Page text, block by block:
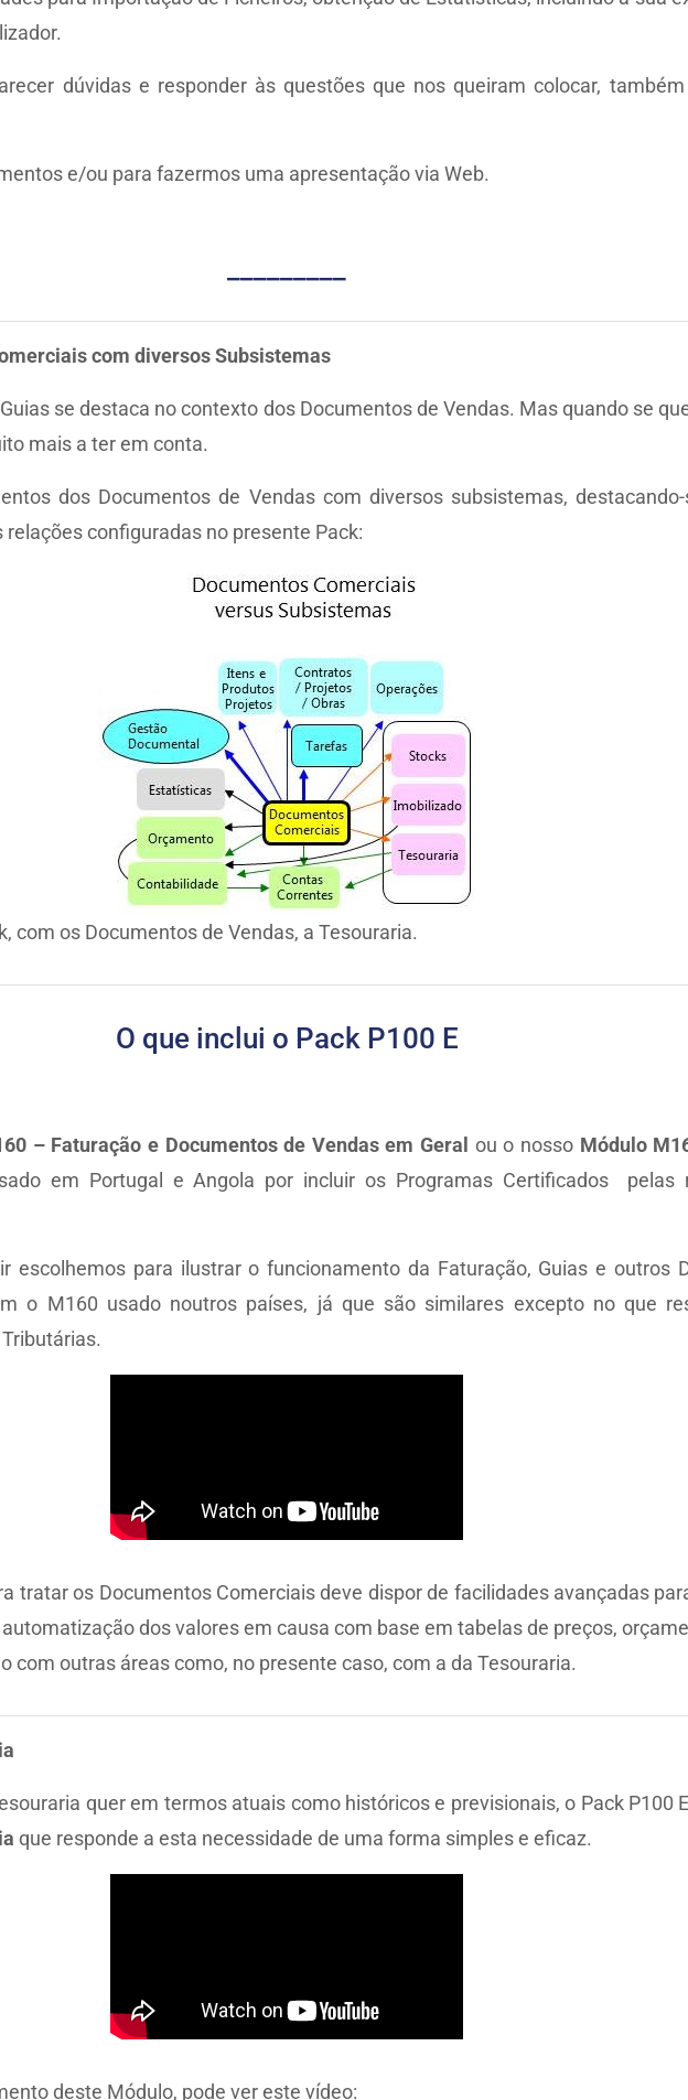
dúvidas e responder às questões que nos queiram colocar,
e/ou para fazermos uma apresentação via Web.
com diversos Subsistemas
se destaca no contexto dos Documentos de Vendas. Mas quando se
mais a ter em conta.
dos Documentos de Vendas com diversos subsistemas,
configuradas no presente Pack:
com os Documentos de Vendas, a Tesouraria.
O que inclui o Pack P100 E
– Faturação e Documentos de Vendas em Geral ou o nosso Módulo
em Portugal e Angola por incluir os Programas Certificados pelas
escolhemos para ilustrar o funcionamento da Faturação, Guias e outros
o M160 usado noutros países, já que são similares excepto no que
tratar os Documentos Comerciais deve dispor de facilidades avançadas
dos valores em causa com base em tabelas de preços,
com outras áreas como, no presente caso, com a da Tesouraria.
quer em termos atuais como históricos e previsionais, o Pack P100
que responde a esta necessidade de uma forma simples e eficaz.
deste Módulo, pode ver este vídeo: